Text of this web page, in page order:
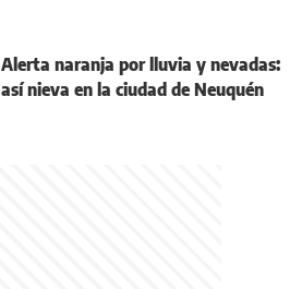
Alerta naranja por lluvia y nevadas:
así nieva en la ciudad de Neuquén